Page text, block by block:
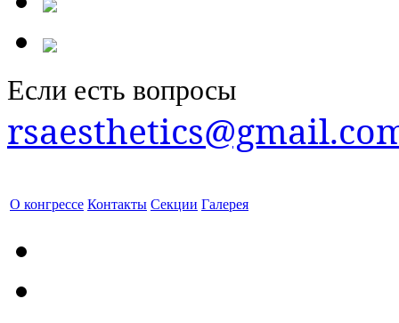
Если есть вопросы
О конгрессе Контакты Секции Галерея